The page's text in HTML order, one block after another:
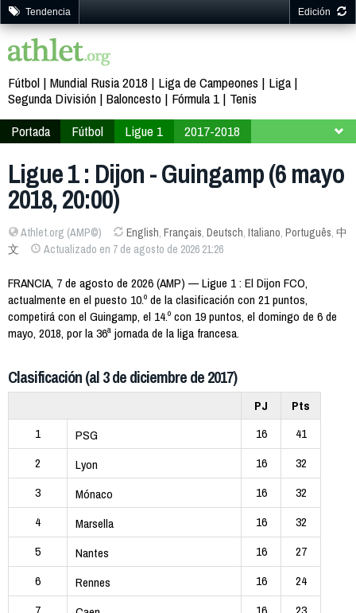
Tendencia Edición
Fútbol Mundial Rusia 2018 Liga de Campeones
Liga
Segunda División Baloncesto Fórmula 1
Tenis
Portada
Fútbol Ligue 1
2017-2018
Ligue 1 : Dijon - Guingamp (6 mayo
2018, 20:00)
Athlet.org (AMP©) English, Français, Deutsch, Italiano, Português, 中
文
Actualizado en 7 de agosto de 2026 21:26
FRANCIA, 7 de agosto de 2026 (AMP) — Ligue 1 : El Dijon FCO,
actualmente en el puesto 10.º de la clasificación con 21 puntos,
competirá con el Guingamp, el 14.º con 19 puntos, el domingo de 6 de
mayo, 2018, por la 36ª jornada de la liga francesa.
Clasificación (al 3 de diciembre de 2017)
PJ
Pts
1
PSG 16
41
2
Lyon 16
32
3
Mónaco 16
32
4
Marsella 16
32
5
Nantes 16
27
6
Rennes 16
24